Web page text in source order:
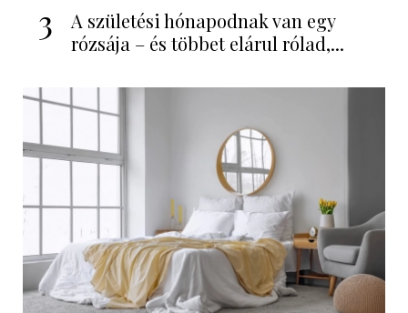
3
A születési hónapodnak van egy
rózsája – és többet elárul rólad,...